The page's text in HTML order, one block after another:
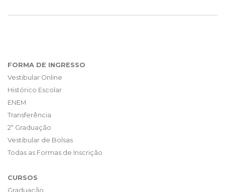
FORMA DE INGRESSO
Vestibular Online
Histórico Escolar
ENEM
Transferência
2ª Graduação
Vestibular de Bolsas
Todas as Formas de Inscrição
CURSOS
Graduação